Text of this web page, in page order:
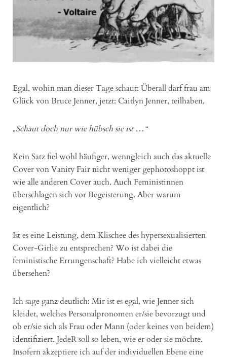
Egal, wohin man dieser Tage schaut: Überall darf frau am
Glück von Bruce Jenner, jetzt: Caitlyn Jenner, teilhaben.
„Schaut doch nur wie hübsch sie ist …“
Kein Satz fiel wohl häufiger, wenngleich auch das aktuelle
Cover von Vanity Fair nicht weniger gephotoshoppt ist
wie alle anderen Cover auch. Auch Feministinnen
überschlagen sich vor Begeisterung. Aber warum
eigentlich?
Ist es eine Leistung, dem Klischee des hypersexualisierten
Cover-Girlie zu entsprechen? Wo ist dabei die
feministische Errungenschaft? Habe ich vielleicht etwas
übersehen?
Ich sage ganz deutlich: Mir ist es egal, wie Jenner sich
kleidet, welches Personalpronomen er/sie bevorzugt und
ob er/sie sich als Frau oder Mann (oder keines von beidem)
identifiziert. JedeR soll so leben, wie er oder sie möchte.
Insofern akzeptiere ich auf der individuellen Ebene eine